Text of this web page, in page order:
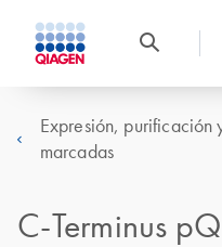
Expresión, purificación
marcadas
C-Terminus